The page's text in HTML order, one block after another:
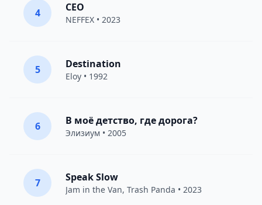
4 CEO
NEFFEX • 2023
5 Destination
Eloy • 1992
6 В моё детство, где дорога?
Элизиум • 2005
7 Speak Slow
Jam in the Van, Trash Panda • 2023